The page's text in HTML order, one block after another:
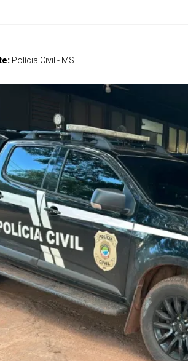
Polícia Civil - MS